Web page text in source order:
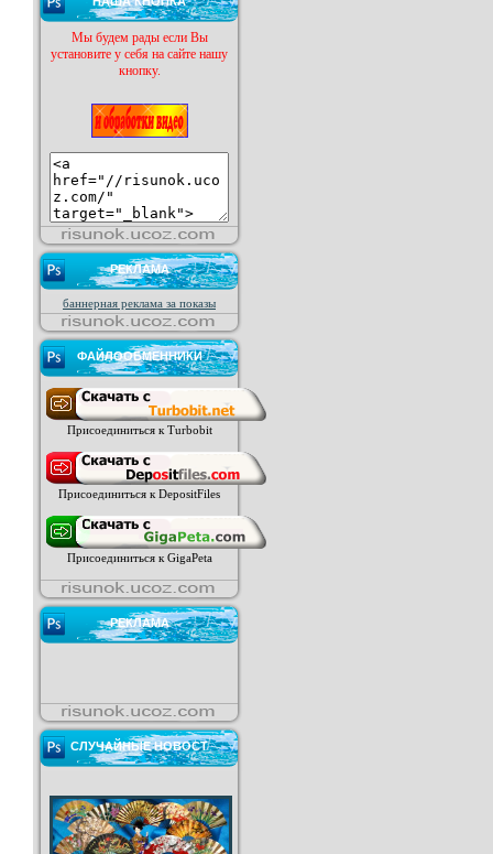
Мы будем рады если Вы
установите у себя на сайте нашу
кнопку.
РЕКЛАМА
баннерная реклама за показы
ФАЙЛООБМЕННИКИ
Присоединиться к Turbobit
Присоединиться к DepositFiles
Присоединиться к GigaPeta
РЕКЛАМА
СЛУЧАЙНЫЕ НОВОСТ